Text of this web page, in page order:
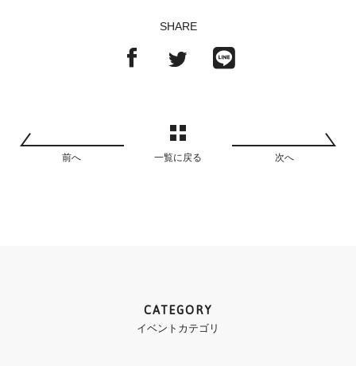
SHARE
前へ 一覧に戻る 次へ
CATEGORY
イベントカテゴリ